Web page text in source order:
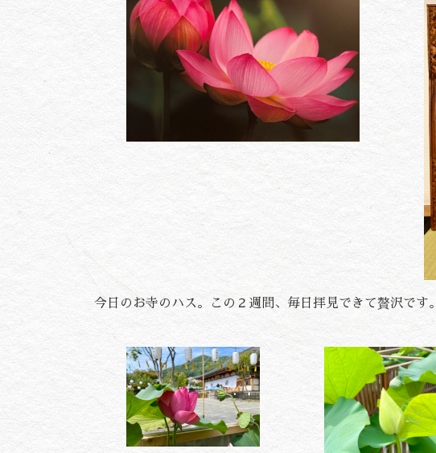
今日のお寺のハス。この２週間、毎日拝見できて贅沢です。